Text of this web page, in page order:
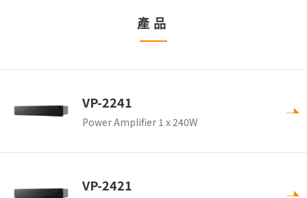
產品
VP-2241
Power Amplifier 1 x 240W
VP-2421